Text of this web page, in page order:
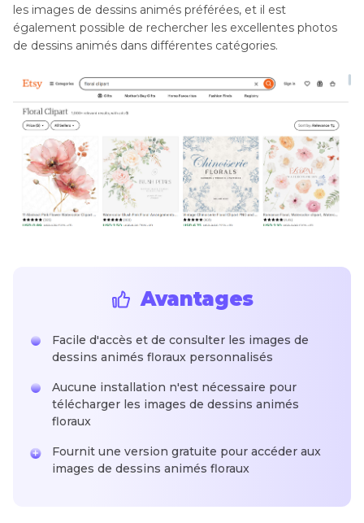
les images de dessins animés préférées, et il est
également possible de rechercher les excellentes photos
de dessins animés dans différentes catégories.
Avantages
Facile d'accès et de consulter les images de
dessins animés floraux personnalisés
Aucune installation n'est nécessaire pour
télécharger les images de dessins animés
floraux
Fournit une version gratuite pour accéder aux
images de dessins animés floraux